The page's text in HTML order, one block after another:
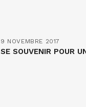
9 NOVEMBRE 2017
SE SOUVENIR POUR